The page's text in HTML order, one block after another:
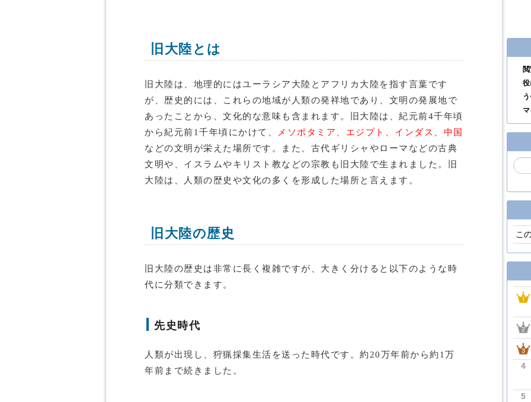
旧大陸とは
旧大陸は、地理的にはユーラシア大陸とアフリカ大陸を指す言葉です
が、歴史的には、これらの地域が人類の発祥地であり、文明の発展地で
あったことから、文化的な意味も含まれます。旧大陸は、紀元前4千年頃
から紀元前1千年頃にかけて、
メソポタミア、エジプト、インダス、中国
などの文明が栄えた場所です。また、古代ギリシャやローマなどの古典
文明や、イスラムやキリスト教などの宗教も旧大陸で生まれました。旧
大陸は、人類の歴史や文化の多くを形成した場所と言えます。
旧大陸の歴史
旧大陸の歴史は非常に長く複雑ですが、大きく分けると以下のような時
代に分類できます。
先史時代
人類が出現し、狩猟採集生活を送った時代です。約20万年前から約1万
年前まで続きました。
こ
4
5